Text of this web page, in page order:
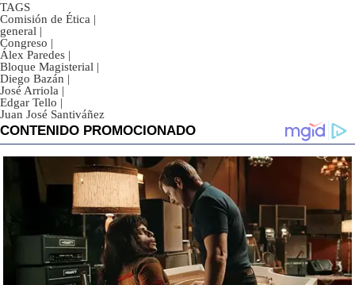
TAGS
Comisión de Ética |
general |
Congreso |
Álex Paredes |
Bloque Magisterial |
Diego Bazán |
José Arriola |
Edgar Tello |
Juan José Santiváñez